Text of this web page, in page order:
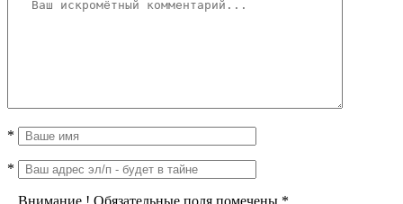
*
*
Внимание ! Обязательные поля помечены *